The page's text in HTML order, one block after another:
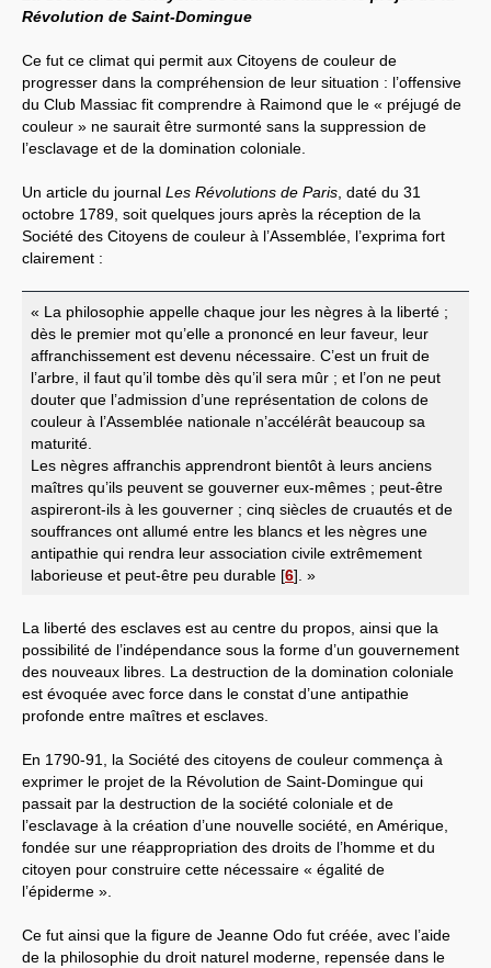
Révolution de Saint-Domingue
Ce fut ce climat qui permit aux Citoyens de couleur de
progresser dans la compréhension de leur situation : l’offensive
du Club Massiac fit comprendre à Raimond que le « préjugé de
couleur » ne saurait être surmonté sans la suppression de
l’esclavage et de la domination coloniale.
Un article du journal Les Révolutions de Paris , daté du 31
octobre 1789, soit quelques jours après la réception de la
Société des Citoyens de couleur à l’Assemblée, l’exprima fort
clairement :
« La philosophie appelle chaque jour les nègres à la liberté ;
dès le premier mot qu’elle a prononcé en leur faveur, leur
affranchissement est devenu nécessaire. C’est un fruit de
l’arbre, il faut qu’il tombe dès qu’il sera mûr ; et l’on ne peut
douter que l’admission d’une représentation de colons de
couleur à l’Assemblée nationale n’accélérât beaucoup sa
maturité.
Les nègres affranchis apprendront bientôt à leurs anciens
maîtres qu’ils peuvent se gouverner eux-mêmes ; peut-être
aspireront-ils à les gouverner ; cinq siècles de cruautés et de
souffrances ont allumé entre les blancs et les nègres une
antipathie qui rendra leur association civile extrêmement
laborieuse et peut-être peu durable [6] . »
La liberté des esclaves est au centre du propos, ainsi que la
possibilité de l’indépendance sous la forme d’un gouvernement
des nouveaux libres. La destruction de la domination coloniale
est évoquée avec force dans le constat d’une antipathie
profonde entre maîtres et esclaves.
En 1790-91, la Société des citoyens de couleur commença à
exprimer le projet de la Révolution de Saint-Domingue qui
passait par la destruction de la société coloniale et de
l’esclavage à la création d’une nouvelle société, en Amérique,
fondée sur une réappropriation des droits de l’homme et du
citoyen pour construire cette nécessaire « égalité de
l’épiderme ».
Ce fut ainsi que la figure de Jeanne Odo fut créée, avec l’aide
de la philosophie du droit naturel moderne, repensée dans le